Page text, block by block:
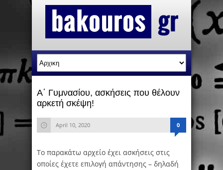
Α΄ Γυμνασίου, ασκήσεις που θέλουν
αρκετή σκέψη!
April 10, 2020 0
Το παρακάτω αρχείο έχει ασκήσεις στις
οποίες έχετε επιλογή απάντησης – δηλαδή